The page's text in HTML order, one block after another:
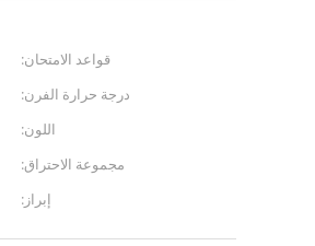
قواعد الامتحان:
درجة حرارة الفرن:
اللون:
مجموعة الاحتراق:
إبراز: